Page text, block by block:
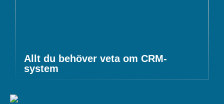
Allt du behöver veta om CRM-
system